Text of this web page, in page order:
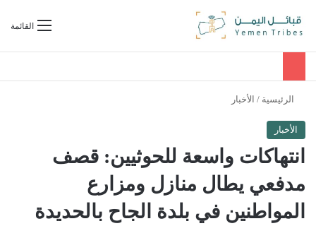
القائمةبحث عن
الرئيسية / الأخبار
الأخبار
انتهاكات واسعة للحوثيين: قصف
مدفعي يطال منازل ومزارع
المواطنين في بلدة الجاح بالحديدة